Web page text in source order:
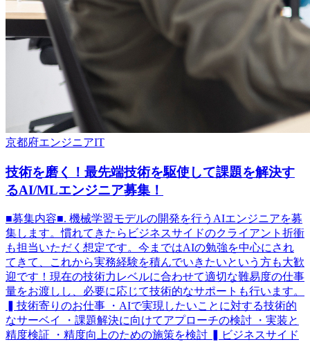
京都府エンジニアIT
技術を磨く！最先端技術を駆使して課題を解決す
るAI/MLエンジニア募集！
■募集内容■. 機械学習モデルの開発を行うAIエンジニアを募
集します。慣れてきたらビジネスサイドのクライアント折衝
も担当いただく想定です。今まではAIの勉強を中心にされ
てきて、これから実務経験を積んでいきたいという方も大歓
迎です！現在の技術力レベルに合わせて適切な難易度の仕事
量をお渡しし、必要に応じて技術的なサポートも行います。
▍技術寄りのお仕事 ・AIで実現したいことに対する技術的
なサーベイ ・課題解決に向けてアプローチの検討 ・実装と
精度検証 ・精度向上のための施策を検討 ▍ビジネスサイド